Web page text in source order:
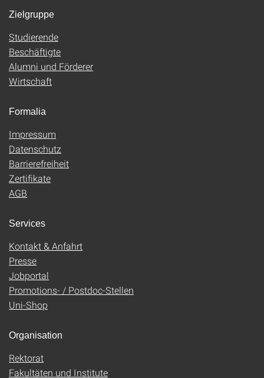
Zielgruppe
Studierende
Beschäftigte
Alumni und Förderer
Wirtschaft
Formalia
Impressum
Datenschutz
Barrierefreiheit
Zertifikate
AGB
Services
Kontakt & Anfahrt
Presse
Jobportal
Promotions- / Postdoc-Stellen
Uni-Shop
Organisation
Rektorat
Fakultäten und Institute